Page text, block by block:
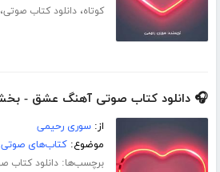
کوتاه،دانلود کتاب صوتی
🎧 دانلود کتاب صوتی آهنگ عشق -
از:سوری رحیمی
موضوع:کتاب‌های صوتی
برچسب‌ها:دانلود کتاب